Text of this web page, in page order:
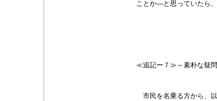
ことか―と思っていたら
≪追記ー７≫～素朴な疑問
市民を名乗る方から、